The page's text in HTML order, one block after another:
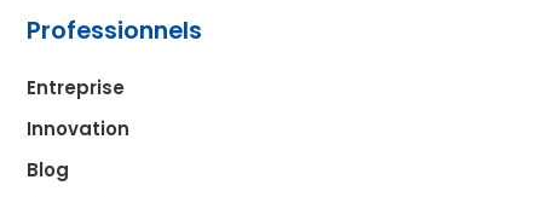
Professionnels
Entreprise
Innovation
Blog